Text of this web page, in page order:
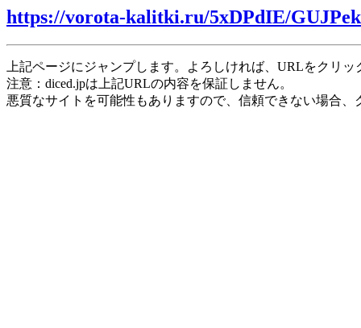
https://vorota-kalitki.ru/5xDPdIE/
上記ページにジャンプします。よろしければ、URLをクリ
注意：diced.jpは上記URLの内容を保証しません。
悪質なサイトを可能性もありますので、信頼できない場合、